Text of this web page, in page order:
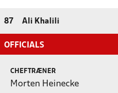
87 Ali Khalili
OFFICIALS
CHEFTRÆNER
Morten Heinecke